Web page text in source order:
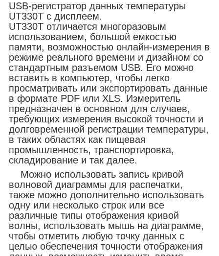
USB-регистратор данных температуры
UT330T с дисплеем.
UT330T отличается многоразовым
использованием, большой емкостью
памяти, возможностью онлайн-измерения в
режиме реального времени и дизайном со
стандартным разъемом USB. Его можно
вставить в компьютер, чтобы легко
просматривать или экспортировать данные
в формате PDF или XLS. Измеритель
предназначен в основном для случаев,
требующих измерения высокой точности и
долговременной регистрации температуры,
в таких областях как пищевая
промышленность, транспортировка,
складирование и так далее.
Можно использовать запись кривой
волновой диаграммы для распечатки,
также можно дополнительно использовать
одну или несколько строк или все
различные типы отображения кривой
волны, использовать мышь на диаграмме,
чтобы отметить любую точку данных с
целью обеспечения точности отображения